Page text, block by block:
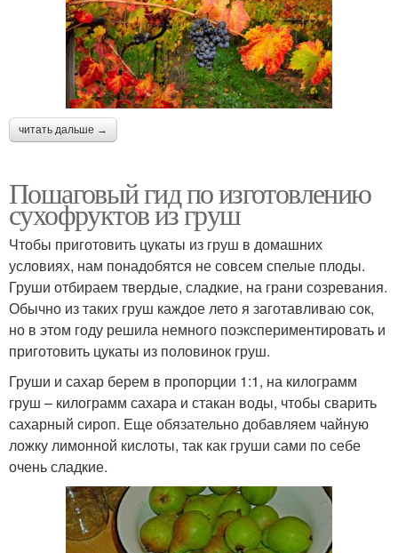
читать дальше →
Пошаговый гид по изготовлению
сухофруктов из груш
Чтобы приготовить цукаты из груш в домашних
условиях, нам понадобятся не совсем спелые плоды.
Груши отбираем твердые, сладкие, на грани созревания.
Обычно из таких груш каждое лето я заготавливаю сок,
но в этом году решила немного поэкспериментировать и
приготовить цукаты из половинок груш.
Груши и сахар берем в пропорции 1:1, на килограмм
груш – килограмм сахара и стакан воды, чтобы сварить
сахарный сироп. Еще обязательно добавляем чайную
ложку лимонной кислоты, так как груши сами по себе
очень сладкие.